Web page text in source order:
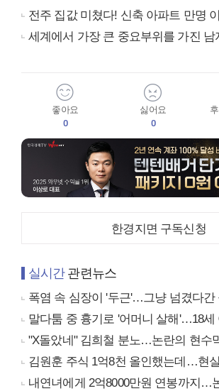
전주 집값 미쳤다! 신축 아파트 만명
세계에서 가장 큰 중요부위를 가진 남
좋아요
0
싫어요
0
한경지면 구독신청
실시간관련뉴스
폭염 속 심장이 '두근'…그냥 넘겼다간
말다툼 중 흉기로 '어머니 살해'…18세
"X돌았네" 김희철 분노…논란의 현수
김원훈 주식 1억8천 올인했는데…현
내연녀에게 2억8000만원 연봉까지…